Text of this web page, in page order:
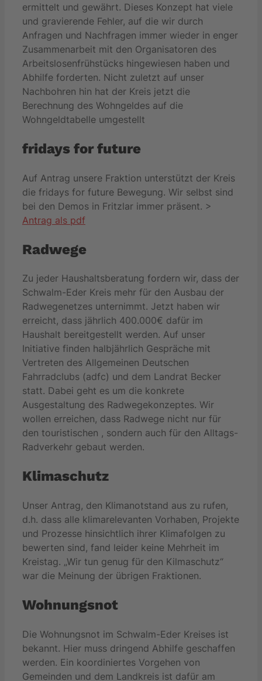
ermittelt und gewährt. Dieses Konzept hat viele
und gravierende Fehler, auf die wir durch
Anfragen und Nachfragen immer wieder in enger
Zusammenarbeit mit den Organisatoren des
Arbeitslosenfrühstücks hingewiesen haben und
Abhilfe forderten. Nicht zuletzt auf unser
Nachbohren hin hat der Kreis jetzt die
Berechnung des Wohngeldes auf die
Wohngeldtabelle umgestellt
fridays for future
Auf Antrag unsere Fraktion unterstützt der Kreis
die fridays for future Bewegung. Wir selbst sind
bei den Demos in Fritzlar immer präsent. >
Antrag als pdf
Radwege
Zu jeder Haushaltsberatung fordern wir, dass der
Schwalm-Eder Kreis mehr für den Ausbau der
Radwegenetzes unternimmt. Jetzt haben wir
erreicht, dass jährlich 400.000€ dafür im
Haushalt bereitgestellt werden. Auf unser
Initiative finden halbjährlich Gespräche mit
Vertreten des Allgemeinen Deutschen
Fahrradclubs (adfc) und dem Landrat Becker
statt. Dabei geht es um die konkrete
Ausgestaltung des Radwegekonzeptes. Wir
wollen erreichen, dass Radwege nicht nur für
den touristischen , sondern auch für den Alltags-
Radverkehr gebaut werden.
Klimaschutz
Unser Antrag, den Klimanotstand aus zu rufen,
d.h. dass alle klimarelevanten Vorhaben, Projekte
und Prozesse hinsichtlich ihrer Klimafolgen zu
bewerten sind, fand leider keine Mehrheit im
Kreistag. „Wir tun genug für den Kilmaschutz“
war die Meinung der übrigen Fraktionen.
Wohnungsnot
Die Wohnungsnot im Schwalm-Eder Kreises ist
bekannt. Hier muss dringend Abhilfe geschaffen
werden. Ein koordiniertes Vorgehen von
Gemeinden und dem Landkreis ist dafür am